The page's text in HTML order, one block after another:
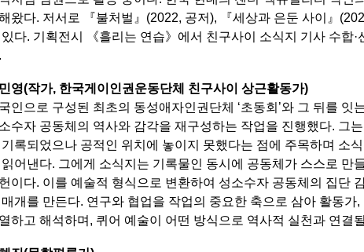
왔다. 저서로 『불처벌』(2022, 공저), 『세상과 은둔 사이』
다. 기획전시 《흘리는 연습》에서 친구사이 소식지 기사 수합
영(작가, 한국게이인권운동단체 친구사이 상근활동가)
인으로 구성된 최초의 동성애자인권단체 ‘초동회’와 그 뒤를 잇
수자 공동체의 역사와 감각을 재구성하는 작업을 진행했다. 그
기록되었으나 공적인 위치에 놓이지 못했다는 점에 주목하며 소
어낸다. 그에게 소식지는 기록물인 동시에 공동체가 스스로 만
이다. 이를 예술적 형식으로 변환하여 성소수자 공동체의 집단
매개를 만든다. 연구와 협업을 작업의 중요한 축으로 삼아 활동가
하고 해석하며, 퀴어 예술이 어떤 방식으로 역사적 실천과 연결